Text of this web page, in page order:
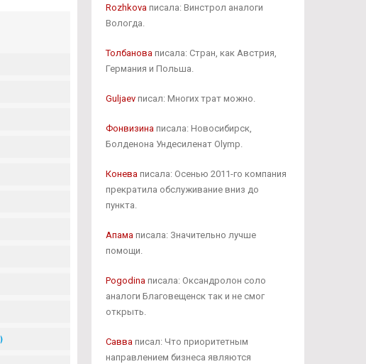
Rozhkovaписала: Винстрол аналоги
Вологда.
Толбановаписала: Стран, как Австрия,
Германия и Польша.
Guljaevписал: Многих трат можно.
Фонвизинаписала: Новосибирск,
Болденона Ундесиленат Olymp.
Коневаписала: Осенью 2011-го компания
прекратила обслуживание вниз до
пункта.
Апамаписала: Значительно лучше
помощи.
Pogodinaписала: Оксандролон соло
аналоги Благовещенск так и не смог
открыть.
Савваписал: Что приоритетным
направлением бизнеса являются